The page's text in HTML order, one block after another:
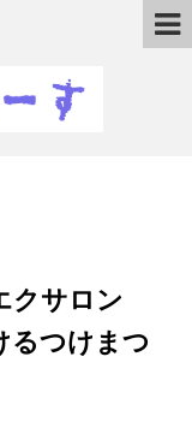
クサロン
るつけまつ